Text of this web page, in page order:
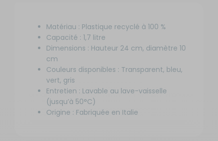
Matériau : Plastique recyclé à 100 %
Capacité : 1,7 litre
Dimensions : Hauteur 24 cm, diamètre 10
cm
Couleurs disponibles : Transparent, bleu,
vert, gris
Entretien : Lavable au lave-vaisselle
(jusqu’à 50°C)
Origine : Fabriquée en Italie